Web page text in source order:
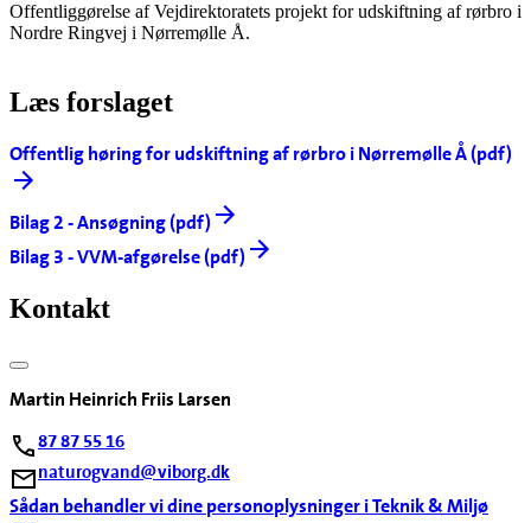
Offentliggørelse af Vejdirektoratets projekt for udskiftning af rørbro i
Nordre Ringvej i Nørremølle Å.
Læs forslaget
Offentlig høring for udskiftning af rørbro i Nørremølle Å (pdf)
Bilag 2 - Ansøgning (pdf)
Bilag 3 - VVM-afgørelse (pdf)
Kontakt
Martin Heinrich Friis Larsen
87 87 55 16
naturogvand@viborg.dk
Sådan behandler vi dine personoplysninger i Teknik & Miljø